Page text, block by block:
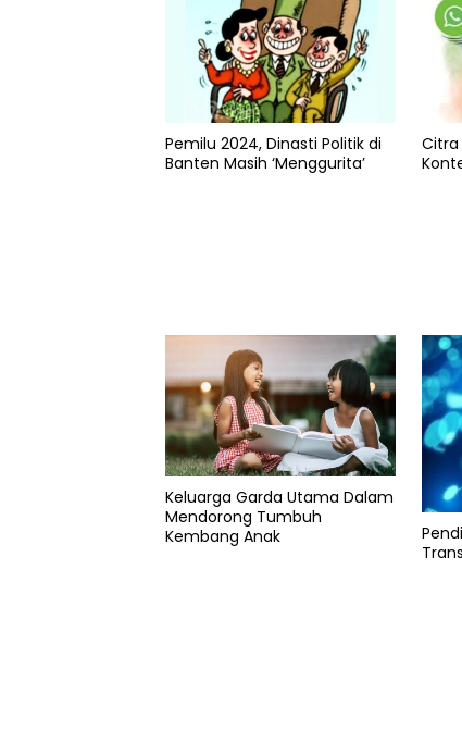
Covuf9
featured
Libur
Natal
Pandemi
Pemilu 2024, Dinasti Politik di
Banten Masih ‘Menggurita’
Citra
Keluarga Garda Utama Dalam
Mendorong Tumbuh
Kembang Anak